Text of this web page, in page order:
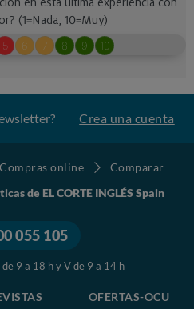
Crea una cuenta
online
Comparar
de EL CORTE INGLÉS Spain
055 105
de 9 a 18 h y V de 9 a 14 h
OFERTAS-OCU